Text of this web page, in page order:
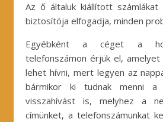
Az ő általuk kiállított
biztosítója elfogadja, minden
Egyébként a céget a
telefonszámon érjük el,
lehet hívni, mert legyen az
bármikor ki tudnak menni a
visszahívást is, melyhez a
címünket, a telefonszámunkat